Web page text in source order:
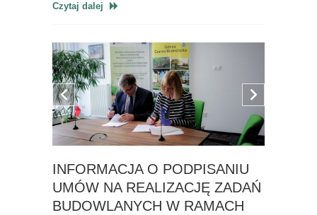
Czytaj dalej
INFORMACJA O PODPISANIU
UMÓW NA REALIZACJĘ ZADAŃ
BUDOWLANYCH W RAMACH